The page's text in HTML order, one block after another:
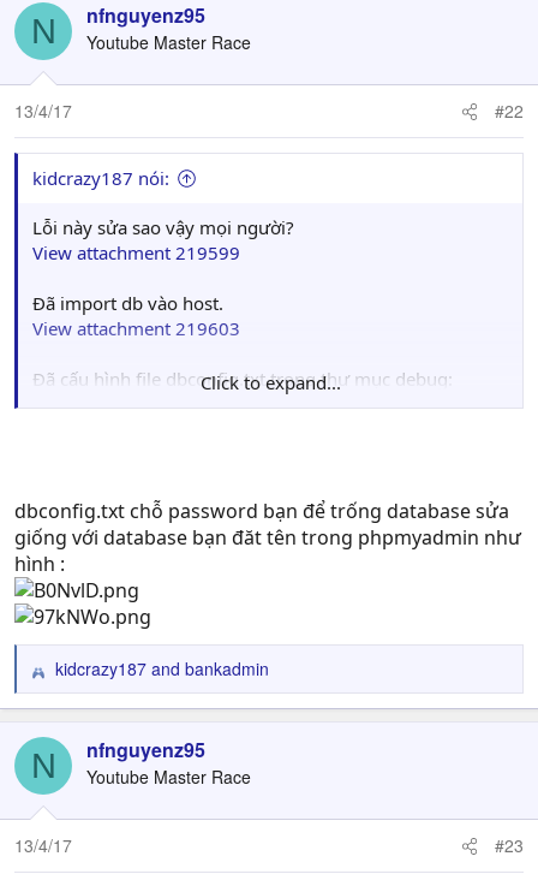
N nfnguyenz95
Youtube Master Race
13/4/17 #22
kidcrazy187 nói:
Lỗi này sửa sao vậy mọi người?
View attachment 219599
Đã import db vào host.
View attachment 219603
Đã cấu hình file dbconfig.txt trong thư mục debug:
View attachment 219598
Click to expand...
dbconfig.txt chỗ password bạn để trống database sửa
giống với database bạn đăt tên trong phpmyadmin như
hình :
R
e
c
i
o
n
kidcrazy187 and bankadmin
N nfnguyenz95
Youtube Master Race
13/4/17 #23